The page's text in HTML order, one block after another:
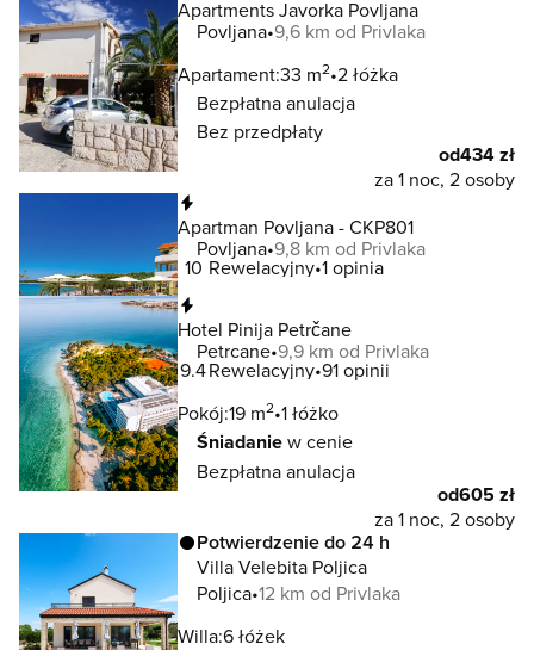
Apartments Javorka Povljana
Povljana 9,6 km od Privlaka
Apartament:33 m2 2 łóżka
Bezpłatna anulacja
Bez przedpłaty
od434 zł
za 1 noc, 2 osoby
Apartman Povljana - CKP801
Povljana 9,8 km od Privlaka
10 Rewelacyjny 1 opinia
Hotel Pinija Petrčane
Petrcane 9,9 km od Privlaka
9.4Rewelacyjny 91 opinii
Pokój:19 m2 1 łóżko
Śniadaniew cenie
Bezpłatna anulacja
od605 zł
za 1 noc, 2 osoby
Potwierdzenie do 24 h
Villa Velebita Poljica
Poljica 12 km od Privlaka
Willa:6 łóżek